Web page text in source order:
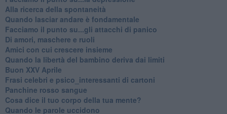
​Alla ricerca della spontaneità
​Quando lasciar andare è fondamentale
Facciamo il punto su...gli attacchi di panico
Di amori, maschere e ruoli
​Amici con cui crescere insieme
​Quando la libertà del bambino deriva dai limiti
Buon XXV Aprile
​Frasi celebri e psico_interessanti di cartoni
​Panchine rosso sangue
​Cosa dice il tuo corpo della tua mente?
​Quando le parole uccidono